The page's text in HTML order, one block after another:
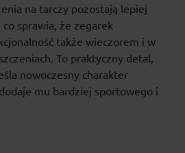
na tarczy pozostają lepiej
sprawia, że zegarek
także wieczorem i w
To praktyczny detal,
nowoczesny charakter
mu bardziej sportowego i